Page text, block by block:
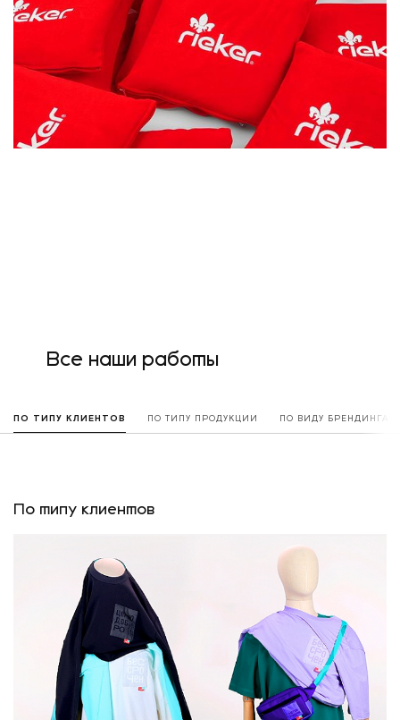
Все наши работы
ПО ТИПУ КЛИЕНТОВ ПО ТИПУ ПРОДУКЦИИ ПО ВИДУ БРЕНДИНГА
По типу клиентов